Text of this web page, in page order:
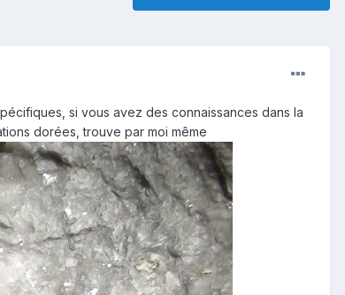
si vous avez des connaissances dans la
dorées, trouve par moi même